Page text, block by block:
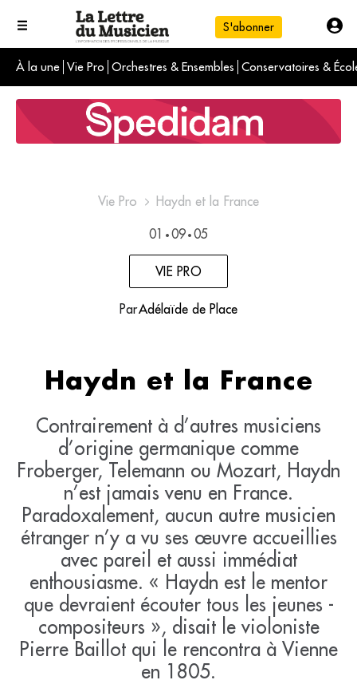
S'abonner
À la une Vie Pro Orchestres & Ensembles Conservatoires &
L'info du jour
Le numéro du mois
International
Vie Pro Haydn et la France
01 • 09 • 05
VIE PRO
ParAdélaïde de Place
Haydn et la France
Contrairement à d’autres musiciens
d’origine germanique comme
Froberger, Telemann ou Mozart, Haydn
n’est jamais venu en France.
Paradoxalement, aucun autre musicien
étranger n’y a vu ses œuvre accueillies
avec pareil et aussi immédiat
enthousiasme. « Haydn est le mentor
que devraient écouter tous les jeunes ­
compositeurs », disait le violoniste
Pierre Baillot qui le rencontra à Vienne
en 1805.